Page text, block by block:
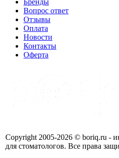
Бренды
Вопрос ответ
Отзывы
Оплата
Новости
Контакты
Оферта
Copyright 2005-2026 © boriq.ru -
для стоматологов. Все права